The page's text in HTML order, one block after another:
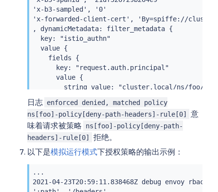
'x-b3-sampled', '0'
'x-forwarded-client-cert', 'By=spiffe://
, dynamicMetadata: filter_metadata {
  key: "istio_authn"
  value {
    fields {
      key: "request.auth.principal"
      value {
string_value: "cluster.local/ns/foo/sa/
      }
    }
    fields {
      key: "source.namespace"
      value {
      }
    fields {
      key: "source.principal"
日志 enforced denied, matched policy
ns[foo]-policy[deny-path-headers]-rule[0]
意
味着请求被策略
ns[foo]-policy[deny-path-
headers]-rule[0]
拒绝。
以下是模拟运行模式下授权策略的输出示例：
...
2021-04-23T20:59:11.838468Z debug envoy